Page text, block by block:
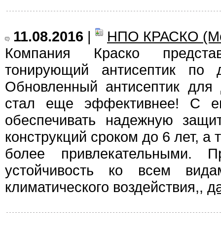
11.08.2016 |
НПО КРАСКО
Компания Краско
тонирующий антисептик по
Обновленный антисептик для
стал еще эффективнее! С
обеспечивать надежную
конструкций сроком до 6 лет, а
более привлекательными.
устойчивость ко всем
климатического воздействия,,